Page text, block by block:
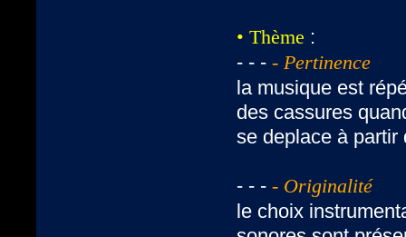
• Thème :
- - -- Pertinence
la musique est
des cassures
se deplace à partir
- - -- Originalité
le choix